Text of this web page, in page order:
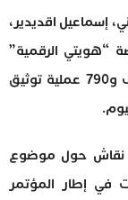
إسماعيل اقديدير،
بأن منصة “هويتي الرقمية”
(MON E-ID) سجلت إجمالي 5 ملايين و281 ألف و790 عملية توثيق
نقاش حول موضوع
في إطار المؤتمر